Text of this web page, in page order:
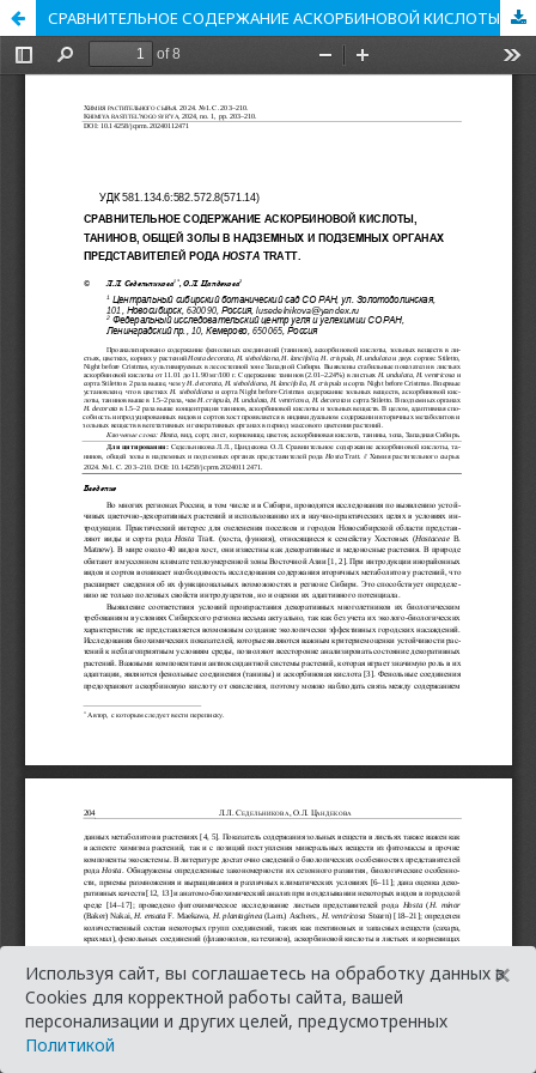
СРАВНИТЕЛЬНОЕ СОДЕРЖАНИЕ АСКОРБИНОВОЙ КИСЛОТЫ, ТАНИНОВ, ОБЩЕЙ ЗОЛЫ В НАДЗЕМНЫХ И ПОДЗЕМНЫХ ОРГАНАХ ПРЕДСТАВИТЕЛЕЙ РОДА HOSTA TRATT.
Используя сайт, вы соглашаетесь на обработку данных в
Cookies для корректной работы сайта, вашей
персонализации и других целей, предусмотренных
Политикой
×